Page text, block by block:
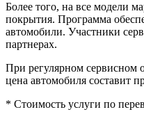
Более того, на все модели
покрытия. Программа
автомобили. Участники
партнерах.
При регулярном сервисном
цена автомобиля составит
* Стоимость услуги по